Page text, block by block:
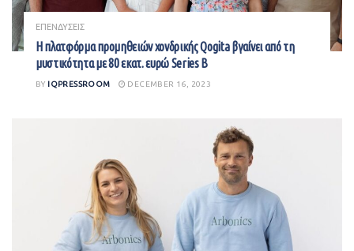
ΕΠΕΝΔΥΣΕΙΣ
Η πλατφόρμα προμηθειών χονδρικής Qogita βγαίνει από τη
μυστικότητα με 80 εκατ. ευρώ Series B
BY IQPRESSROOM DECEMBER 16, 2023